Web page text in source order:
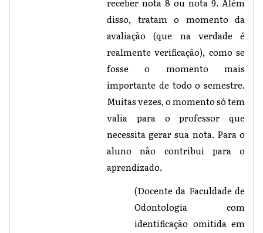
receber nota 8 ou nota 9. Além
disso, tratam o momento da
avaliação (que na verdade é
realmente verificação), como se
fosse o momento mais
importante de todo o semestre.
Muitas vezes, o momento só tem
valia para o professor que
necessita gerar sua nota. Para o
aluno não contribui para o
aprendizado.
(Docente da Faculdade de
Odontologia com
identificação omitida em